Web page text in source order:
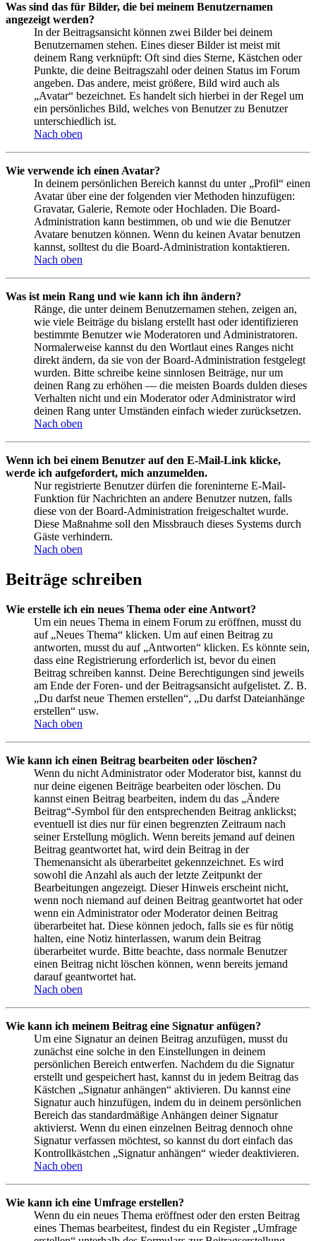
Was sind das für Bilder, die bei meinem Benutzernamen
angezeigt werden?
In der Beitragsansicht können zwei Bilder bei deinem
Benutzernamen stehen. Eines dieser Bilder ist meist mit
deinem Rang verknüpft: Oft sind dies Sterne, Kästchen oder
Punkte, die deine Beitragszahl oder deinen Status im Forum
angeben. Das andere, meist größere, Bild wird auch als
„Avatar“ bezeichnet. Es handelt sich hierbei in der Regel um
ein persönliches Bild, welches von Benutzer zu Benutzer
unterschiedlich ist.
Nach oben
Wie verwende ich einen Avatar?
In deinem persönlichen Bereich kannst du unter „Profil“ einen
Avatar über eine der folgenden vier Methoden hinzufügen:
Gravatar, Galerie, Remote oder Hochladen. Die Board-
Administration kann bestimmen, ob und wie die Benutzer
Avatare benutzen können. Wenn du keinen Avatar benutzen
kannst, solltest du die Board-Administration kontaktieren.
Nach oben
Was ist mein Rang und wie kann ich ihn ändern?
Ränge, die unter deinem Benutzernamen stehen, zeigen an,
wie viele Beiträge du bislang erstellt hast oder identifizieren
bestimmte Benutzer wie Moderatoren und Administratoren.
Normalerweise kannst du den Wortlaut eines Ranges nicht
direkt ändern, da sie von der Board-Administration festgelegt
wurden. Bitte schreibe keine sinnlosen Beiträge, nur um
deinen Rang zu erhöhen — die meisten Boards dulden dieses
Verhalten nicht und ein Moderator oder Administrator wird
deinen Rang unter Umständen einfach wieder zurücksetzen.
Nach oben
Wenn ich bei einem Benutzer auf den E-Mail-Link klicke,
werde ich aufgefordert, mich anzumelden.
Nur registrierte Benutzer dürfen die foreninterne E-Mail-
Funktion für Nachrichten an andere Benutzer nutzen, falls
diese von der Board-Administration freigeschaltet wurde.
Diese Maßnahme soll den Missbrauch dieses Systems durch
Gäste verhindern.
Nach oben
Beiträge schreiben
Wie erstelle ich ein neues Thema oder eine Antwort?
Um ein neues Thema in einem Forum zu eröffnen, musst du
auf „Neues Thema“ klicken. Um auf einen Beitrag zu
antworten, musst du auf „Antworten“ klicken. Es könnte sein,
dass eine Registrierung erforderlich ist, bevor du einen
Beitrag schreiben kannst. Deine Berechtigungen sind jeweils
am Ende der Foren- und der Beitragsansicht aufgelistet. Z. B.
„Du darfst neue Themen erstellen“, „Du darfst Dateianhänge
erstellen“ usw.
Nach oben
Wie kann ich einen Beitrag bearbeiten oder löschen?
Wenn du nicht Administrator oder Moderator bist, kannst du
nur deine eigenen Beiträge bearbeiten oder löschen. Du
kannst einen Beitrag bearbeiten, indem du das „Ändere
Beitrag“-Symbol für den entsprechenden Beitrag anklickst;
eventuell ist dies nur für einen begrenzten Zeitraum nach
seiner Erstellung möglich. Wenn bereits jemand auf deinen
Beitrag geantwortet hat, wird dein Beitrag in der
Themenansicht als überarbeitet gekennzeichnet. Es wird
sowohl die Anzahl als auch der letzte Zeitpunkt der
Bearbeitungen angezeigt. Dieser Hinweis erscheint nicht,
wenn noch niemand auf deinen Beitrag geantwortet hat oder
wenn ein Administrator oder Moderator deinen Beitrag
überarbeitet hat. Diese können jedoch, falls sie es für nötig
halten, eine Notiz hinterlassen, warum dein Beitrag
überarbeitet wurde. Bitte beachte, dass normale Benutzer
einen Beitrag nicht löschen können, wenn bereits jemand
darauf geantwortet hat.
Nach oben
Wie kann ich meinem Beitrag eine Signatur anfügen?
Um eine Signatur an deinen Beitrag anzufügen, musst du
zunächst eine solche in den Einstellungen in deinem
persönlichen Bereich entwerfen. Nachdem du die Signatur
erstellt und gespeichert hast, kannst du in jedem Beitrag das
Kästchen „Signatur anhängen“ aktivieren. Du kannst eine
Signatur auch hinzufügen, indem du in deinem persönlichen
Bereich das standardmäßige Anhängen deiner Signatur
aktivierst. Wenn du einen einzelnen Beitrag dennoch ohne
Signatur verfassen möchtest, so kannst du dort einfach das
Kontrollkästchen „Signatur anhängen“ wieder deaktivieren.
Nach oben
Wie kann ich eine Umfrage erstellen?
Wenn du ein neues Thema eröffnest oder den ersten Beitrag
eines Themas bearbeitest, findest du ein Register „Umfrage